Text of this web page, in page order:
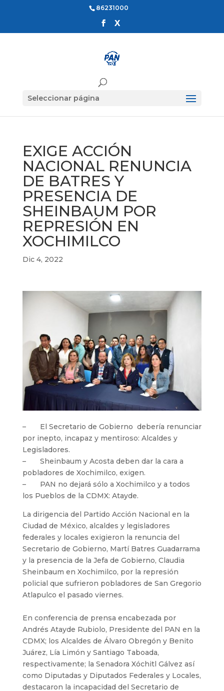
86231000
Seleccionar página
EXIGE ACCIÓN
NACIONAL RENUNCIA
DE BATRES Y
PRESENCIA DE
SHEINBAUM POR
REPRESIÓN EN
XOCHIMILCO
Dic 4, 2022
– El Secretario de Gobierno debería renunciar
por inepto, incapaz y mentiroso: Alcaldes y
Legisladores.
– Sheinbaum y Acosta deben dar la cara a
pobladores de Xochimilco, exigen.
– PAN no dejará sólo a Xochimilco y a todos
los Pueblos de la CDMX: Atayde.
La dirigencia del Partido Acción Nacional en la
Ciudad de México, alcaldes y legisladores
federales y locales exigieron la renuncia del
Secretario de Gobierno, Martí Batres Guadarrama
y la presencia de la Jefa de Gobierno, Claudia
Sheinbaum en Xochimilco, por la represión
policial que sufrieron pobladores de San Gregorio
Atlapulco el pasado viernes.
En conferencia de prensa encabezada por
Andrés Atayde Rubiolo, Presidente del PAN en la
CDMX; los Alcaldes de Álvaro Obregón y Benito
Juárez, Lía Limón y Santiago Taboada,
respectivamente; la Senadora Xóchitl Gálvez así
como Diputadas y Diputados Federales y Locales,
destacaron la incapacidad del Secretario de